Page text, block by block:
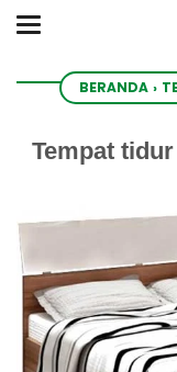
BERANDA ›
Tempat